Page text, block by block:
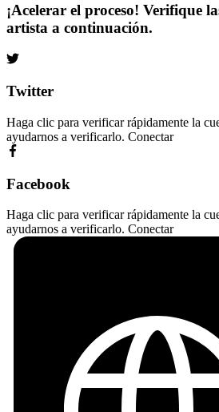
¡Acelerar el proceso! Verifique
artista a continuación.
Twitter
Haga clic para verificar rápidamente la
ayudarnos a verificarlo. Conectar
Facebook
Haga clic para verificar rápidamente la
ayudarnos a verificarlo. Conectar